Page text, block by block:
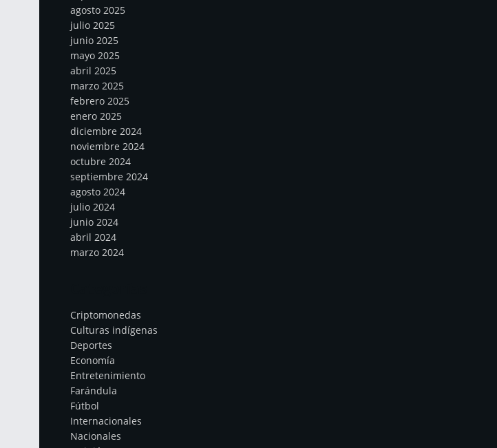
agosto 2025
julio 2025
junio 2025
mayo 2025
abril 2025
marzo 2025
febrero 2025
enero 2025
diciembre 2024
noviembre 2024
octubre 2024
septiembre 2024
agosto 2024
julio 2024
junio 2024
abril 2024
marzo 2024
Criptomonedas
Culturas indígenas
Deportes
Economía
Entretenimiento
Farándula
Fútbol
Internacionales
Nacionales